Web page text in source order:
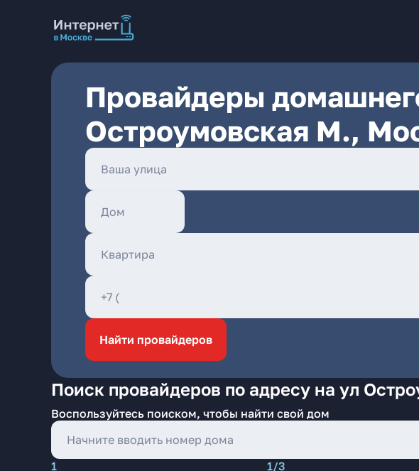
Провайдеры
Остроумовская М.,
Найти провайдеров
Поиск провайдеров по адресу на ул
Воспользуйтесь поиском, чтобы найти свой дом
1 1/3